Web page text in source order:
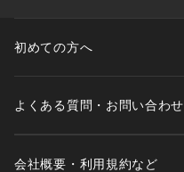
初めての方へ
よくある質問・お問い合わせ
会社概要・利用規約など